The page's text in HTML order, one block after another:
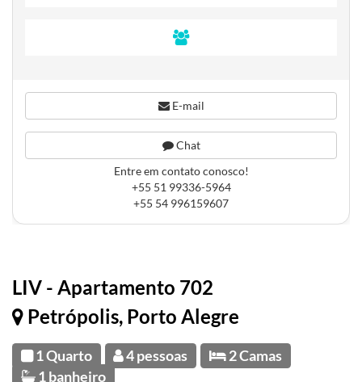
LIV - Apartamento 702
Petrópolis, Porto Alegre
1 Quarto 4 pessoas
2 Camas
1 banheiro
E-mail
Chat
Entre em contato conosco!
+55 51 99336-5964
+55 54 996159607